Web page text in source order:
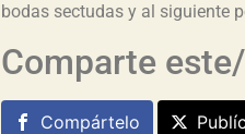
bodas sectudas y al siguiente
Comparte
Compártelo